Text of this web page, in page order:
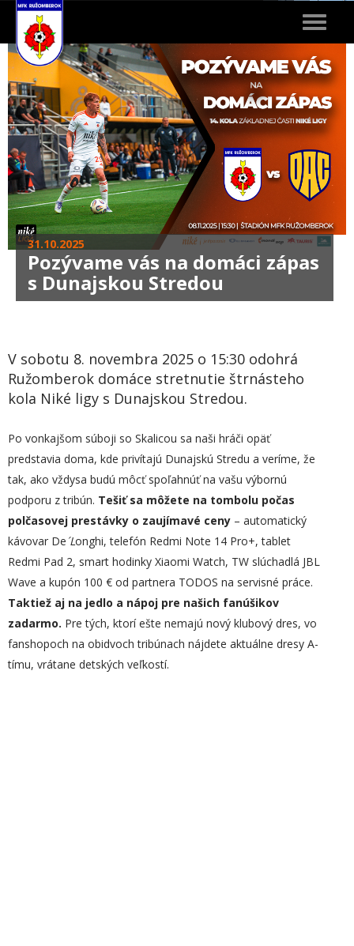
Toggle
31.10.2025
Pozývame vás na domáci zápas
s Dunajskou Stredou
V sobotu 8. novembra 2025 o 15:30 odohrá
Ružomberok domáce stretnutie štrnásteho
kola Niké ligy s Dunajskou Stredou.
Po vonkajšom súboji so Skalicou sa naši hráči opäť
predstavia doma, kde privítajú Dunajskú Stredu a veríme, že
tak, ako vždysa budú môcť spoľahnúť na vašu výbornú
podporu z tribún. Tešiť sa môžete na tombolu počas
polčasovej prestávky o zaujímavé ceny – automatický
kávovar De ´Longhi, telefón Redmi Note 14 Pro+, tablet
Redmi Pad 2, smart hodinky Xiaomi Watch, TW slúchadlá JBL
Wave a kupón 100 € od partnera TODOS na servisné práce.
Taktiež aj na jedlo a nápoj pre našich fanúšikov
zadarmo. Pre tých, ktorí ešte nemajú nový klubový dres, vo
fanshopoch na obidvoch tribúnach nájdete aktuálne dresy A-
tímu, vrátane detských veľkostí.